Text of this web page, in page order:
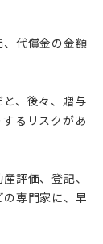
代償金の金額
、後々、贈与
るリスクがあ
評価、登記、
専門家に、早